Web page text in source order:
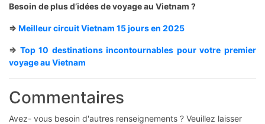
Besoin de plus d’idées de voyage au Vietnam ?
=> Meilleur circuit Vietnam 15 jours en 2025
=> Top 10 destinations incontournables pour votre premier
voyage au Vietnam
Commentaires
Avez- vous besoin d'autres renseignements ? Veuillez laisser